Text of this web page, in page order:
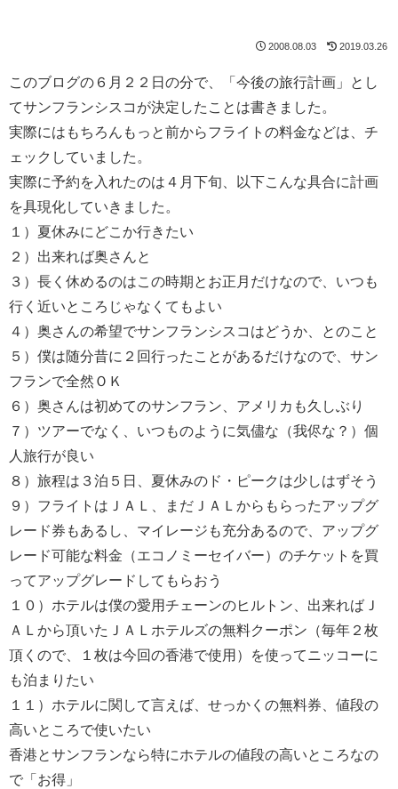
2008.08.03 2019.03.26
このブログの６月２２日の分で、「今後の旅行計画」とし
てサンフランシスコが決定したことは書きました。
実際にはもちろんもっと前からフライトの料金などは、チ
ェックしていました。
実際に予約を入れたのは４月下旬、以下こんな具合に計画
を具現化していきました。
１）夏休みにどこか行きたい
２）出来れば奥さんと
３）長く休めるのはこの時期とお正月だけなので、いつも
行く近いところじゃなくてもよい
４）奥さんの希望でサンフランシスコはどうか、とのこと
５）僕は随分昔に２回行ったことがあるだけなので、サン
フランで全然ＯＫ
６）奥さんは初めてのサンフラン、アメリカも久しぶり
７）ツアーでなく、いつものように気儘な（我侭な？）個
人旅行が良い
８）旅程は３泊５日、夏休みのド・ピークは少しはずそう
９）フライトはＪＡＬ、まだＪＡＬからもらったアップグ
レード券もあるし、マイレージも充分あるので、アップグ
レード可能な料金（エコノミーセイバー）のチケットを買
ってアップグレードしてもらおう
１０）ホテルは僕の愛用チェーンのヒルトン、出来ればＪ
ＡＬから頂いたＪＡＬホテルズの無料クーポン（毎年２枚
頂くので、１枚は今回の香港で使用）を使ってニッコーに
も泊まりたい
１１）ホテルに関して言えば、せっかくの無料券、値段の
高いところで使いたい
香港とサンフランなら特にホテルの値段の高いところなの
で「お得」